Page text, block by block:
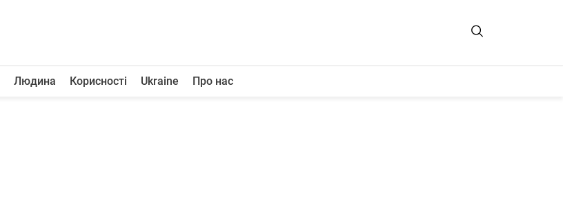
Людина Корисності Ukraine Про нас